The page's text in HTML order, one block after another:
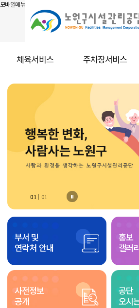
모바일메뉴
체육서비스 주차장서비스
01 01
부서 및
연락처 안내
홍보
갤러
사전정보
공개
공단
오시